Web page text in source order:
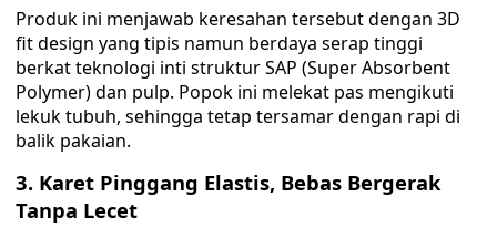
Produk ini menjawab keresahan tersebut dengan 3D
fit design yang tipis namun berdaya serap tinggi
berkat teknologi inti struktur SAP (Super Absorbent
Polymer) dan pulp. Popok ini melekat pas mengikuti
lekuk tubuh, sehingga tetap tersamar dengan rapi di
balik pakaian.
3. Karet Pinggang Elastis, Bebas Bergerak
Tanpa Lecet